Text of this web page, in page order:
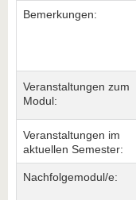
Bemerkungen:
Veranstaltungen zum
Modul:
Veranstaltungen im
aktuellen Semester:
Nachfolgemodul/e: